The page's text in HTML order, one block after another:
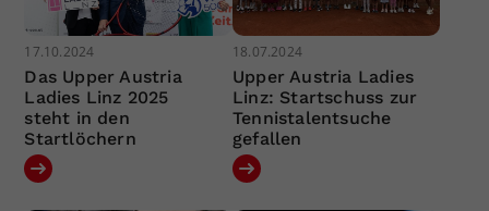
17.10.2024
Das Upper Austria
Ladies Linz 2025
steht in den
Startlöchern
18.07.2024
Upper Austria Ladies
Linz: Startschuss zur
Tennistalentsuche
gefallen